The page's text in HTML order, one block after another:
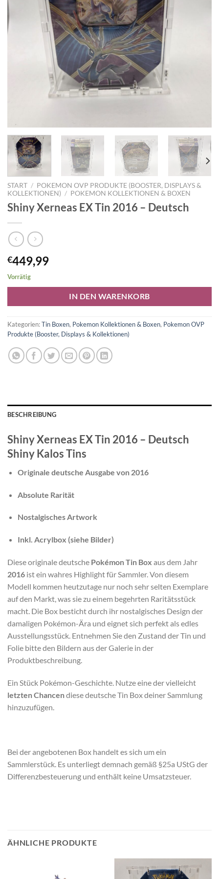
START / POKEMON OVP PRODUKTE (BOOSTER, DISPLAYS &
KOLLEKTIONEN) / POKEMON KOLLEKTIONEN & BOXEN
Shiny Xerneas EX Tin 2016 – Deutsch
€449,99
Vorrätig
IN DEN WARENKORB
Kategorien:Tin Boxen, Pokemon Kollektionen & Boxen, Pokemon OVP
Produkte (Booster, Displays & Kollektionen)
BESCHREIBUNG
Shiny Xerneas EX Tin 2016 – Deutsch
Shiny Kalos Tins
Originale deutsche Ausgabe von 2016
Absolute Rarität
Nostalgisches Artwork
Inkl. Acrylbox (siehe Bilder)
Diese originale deutsche Pokémon Tin Box aus dem Jahr
2016 ist ein wahres Highlight für Sammler. Von diesem
Modell kommen heutzutage nur noch sehr selten Exemplare
auf den Markt, was sie zu einem begehrten Raritätsstück
macht. Die Box besticht durch ihr nostalgisches Design der
damaligen Pokémon-Ära und eignet sich perfekt als edles
Ausstellungsstück. Entnehmen Sie den Zustand der Tin und
Folie bitte den Bildern aus der Galerie in der
Produktbeschreibung.
Ein Stück Pokémon-Geschichte. Nutze eine der vielleicht
letzten Chancendiese deutsche Tin Box deiner Sammlung
hinzuzufügen.
Bei der angebotenen Box handelt es sich um ein
Sammlerstück. Es unterliegt demnach gemäß §25a UStG der
Differenzbesteuerung und enthält keine Umsatzsteuer.
ÄHNLICHE PRODUKTE